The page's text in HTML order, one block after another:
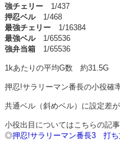
強チェリー 1/437
押忍ベル1/468
最強チェリー 1/16384
最強ベル1/65536
強弁当箱 1/65536
1kあたりの平均G数 約31.5G
押忍!サラリーマン番長の小役確
共通ベル（斜めベル）に設定差が
小役出目についてはこちらの記
◎押忍!サラリーマン番長3 打ち